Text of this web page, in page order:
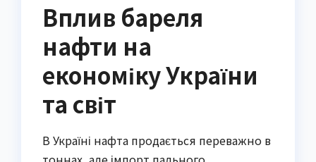
Вплив бареля
нафти на
економіку України
та світ
В Україні нафта продається переважно в